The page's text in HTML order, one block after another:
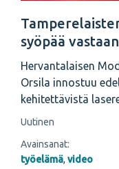
syöpää vastaan
Hervantalaisen
Orsila innostuu
kehitettävistä
Uutinen
Avainsanat:
työelämä, video